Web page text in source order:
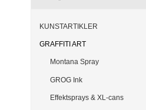
KUNSTARTIKLER
GRAFFITI ART
Montana Spray
GROG Ink
Effektsprays & XL-cans